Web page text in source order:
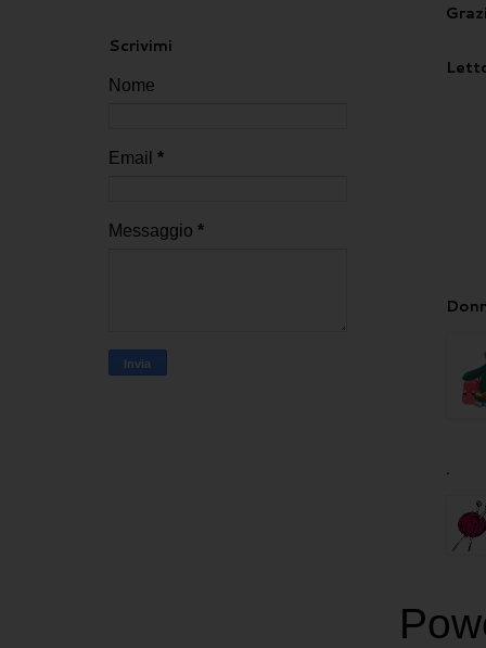
Scrivimi
Nome
Email *
Messaggio *
.